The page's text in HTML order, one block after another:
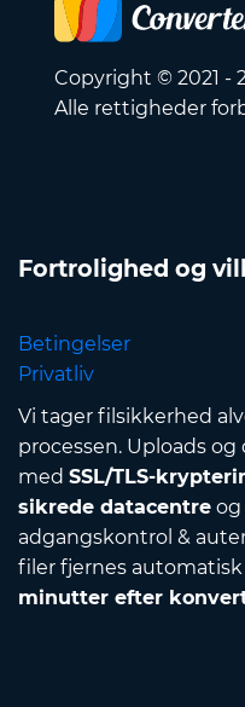
Copyright © 2021 -
Alle rettigheder
Fortrolighed og
Betingelser
Privatliv
Vi tager filsikkerhed
processen. Uploads
med SSL/TLS-
sikrede datacentre og
adgangskontrol &
filer fjernes
minutter efter